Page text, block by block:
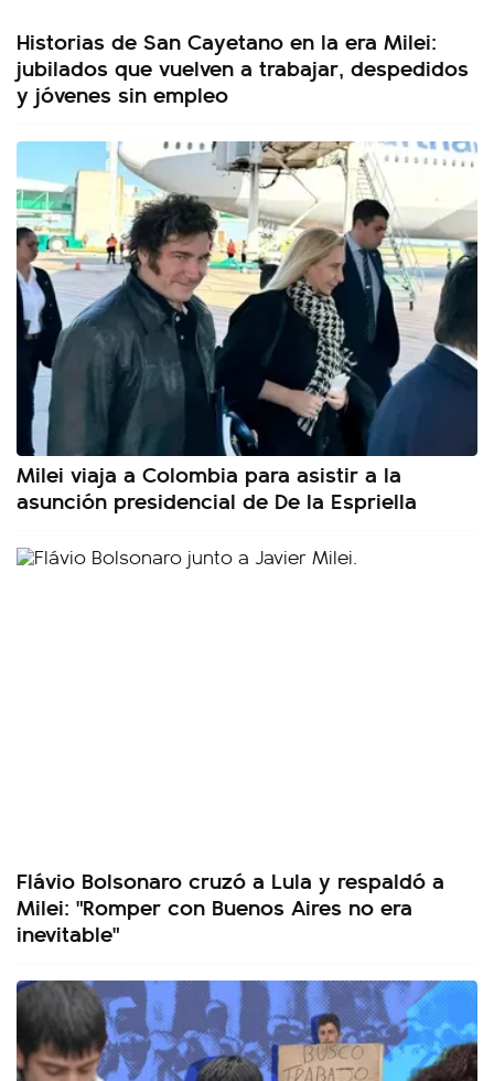
Historias de San Cayetano en la era Milei:
jubilados que vuelven a trabajar, despedidos
y jóvenes sin empleo
Milei viaja a Colombia para asistir a la
asunción presidencial de De la Espriella
Flávio Bolsonaro cruzó a Lula y respaldó a
Milei: "Romper con Buenos Aires no era
inevitable"